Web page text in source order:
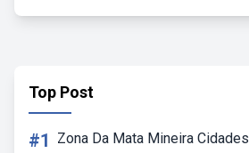
Top Post
#1 Zona Da Mata Mineira Cidades